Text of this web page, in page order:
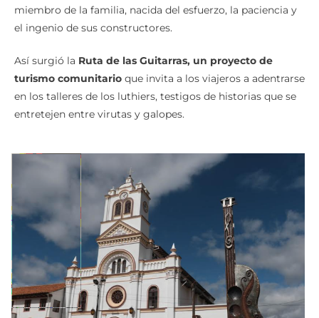
miembro de la familia, nacida del esfuerzo, la paciencia y
el ingenio de sus constructores.
Así surgió la Ruta de las Guitarras, un proyecto de
turismo comunitario que invita a los viajeros a adentrarse
en los talleres de los luthiers, testigos de historias que se
entretejen entre virutas y galopes.